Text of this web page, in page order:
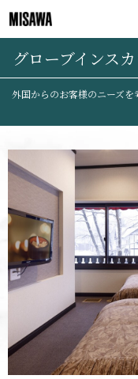
グローブインス
外国からのお客様のニーズ